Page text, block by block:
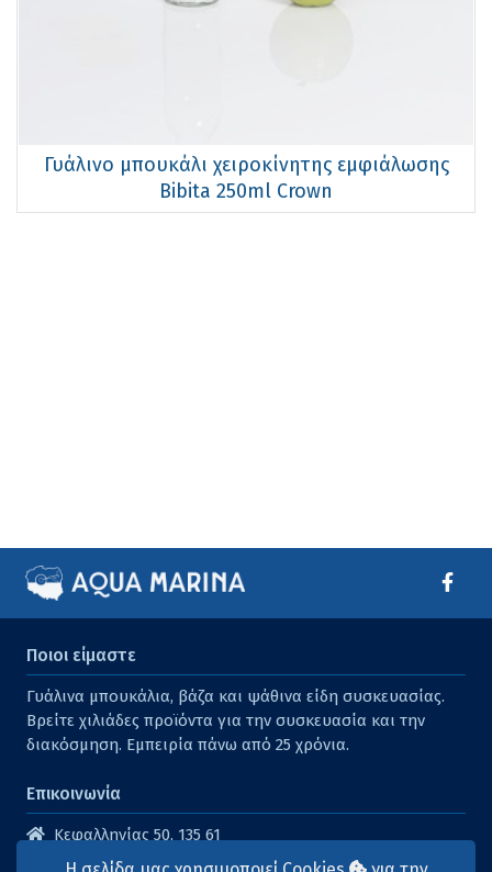
Γυάλινο μπουκάλι χειροκίνητης εμφιάλωσης
Bibita 250ml Crown
Ποιοι είμαστε
Γυάλινα μπουκάλια, βάζα και ψάθινα είδη συσκευασίας.
Βρείτε χιλιάδες προϊόντα για την συσκευασία και την
διακόσμηση. Εμπειρία πάνω από 25 χρόνια.
Επικοινωνία
Κεφαλληνίας 50, 135 61
Άγιοι Ανάργυροι